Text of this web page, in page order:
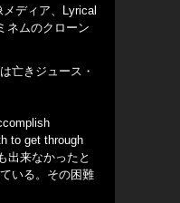
ディア、Lyrical
ネムのクローン
亡きジュース・
to get through
出来なかったと
いる。その困難